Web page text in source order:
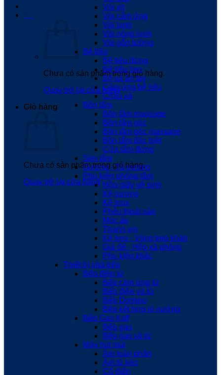
Chưa có sản phẩm trong giỏ hàng.
Quay trở lại cửa hàng
Giỏ hàng
Chưa có sản phẩm trong giỏ hàng.
Quay trở lại cửa hàng
Vòi xịt
Vòi cảm ứng
Vòi lạnh
Vòi nóng lạnh
Vòi gắn tường
Bệ tiểu
Bệ tiểu đứng
Bệ tiểu treo
Bộ xả ấn tay
Cảm ứng bệ tiểu
Chậu xả
Bồn tắm
Bồn tắm massage
Bồn tắm góc
Bồn tắm góc massage
Bồn tắm đặc biệt
Cửa tắm đứng
Sen tắm
Gương - Tủ gương
Phụ kiện phòng tắm
Hộp giấy vệ sinh
Kệ gương
Kệ Inox
Phễu thoát sàn
Móc áo
Thanh vịn
Kệ treo - Vòng treo khăn
Giá để - Hộp xà phòng
Phụ kiện khác
Thiết bị nhà bếp
Bếp điện từ
Bếp cảm ứng từ
Bếp điện và từ
Bếp Domino
Bếp kết hợp lò nướng
Bếp Gas Kaff
Bếp gas
Bếp gas và từ
Máy hút mùi
Âm toàn phần
Âm tủ kéo
Cổ điển